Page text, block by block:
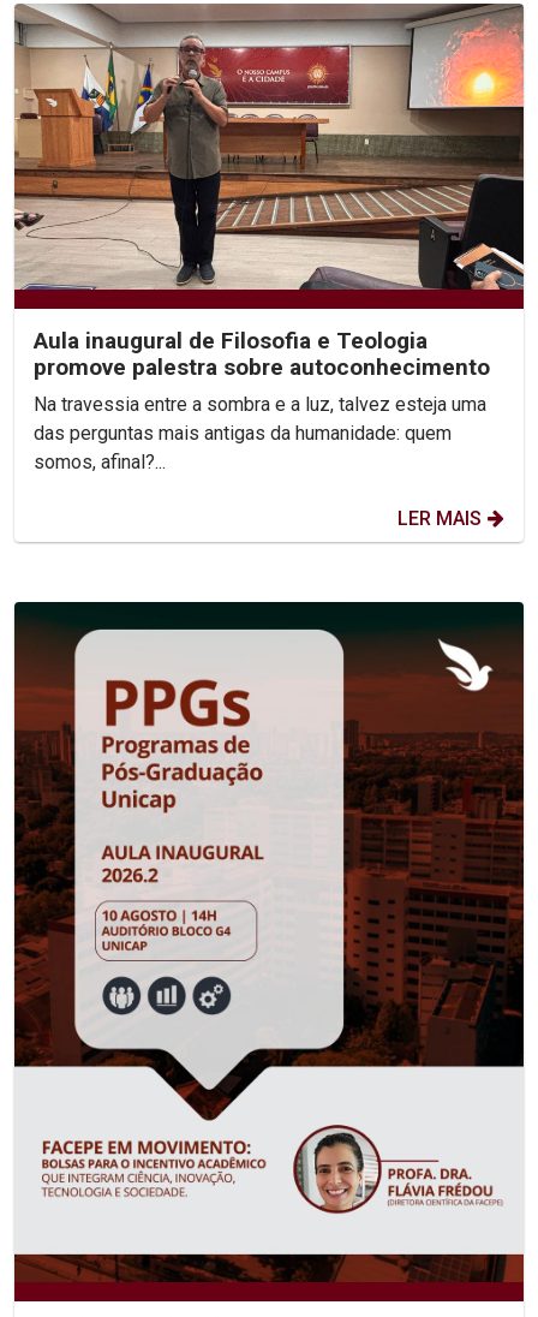
Aula inaugural de Filosofia e Teologia
promove palestra sobre autoconhecimento
Na travessia entre a sombra e a luz, talvez esteja uma
das perguntas mais antigas da humanidade: quem
somos, afinal?...
LER MAIS